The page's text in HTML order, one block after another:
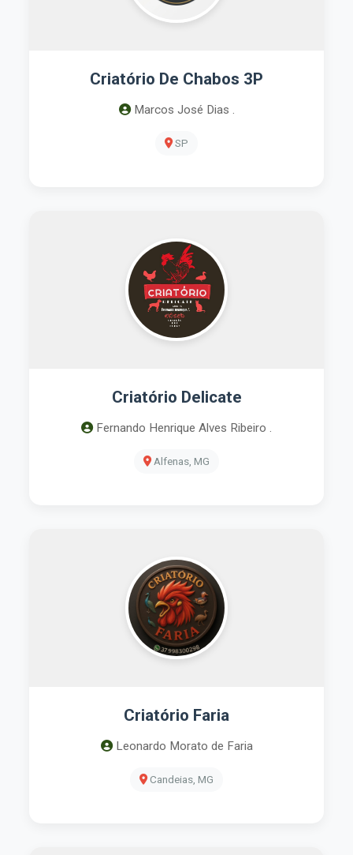
Criatório De Chabos 3P
Marcos José Dias .
SP
Criatório Delicate
Fernando Henrique Alves Ribeiro .
Alfenas, MG
Criatório Faria
Leonardo Morato de Faria
Candeias, MG